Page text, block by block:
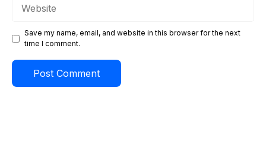
Save my name, email, and website in this browser for the next
time I comment.